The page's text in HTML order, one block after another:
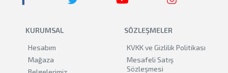
KURUMSAL
Hesabım
Mağaza
SÖZLEŞMELER
KVKK ve Gizlilik Politikası
Mesafeli Satış
Sözleşmesi